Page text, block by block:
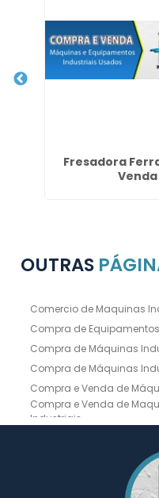
Fresadora
OUTRAS
Comercio de Maquinas
Compra de
Compra de Máquinas
Compra de Máquinas
Compra e Venda de
Compra e Venda de
Industriais
Compra e Venda de